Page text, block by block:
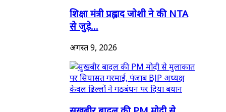
शिक्षा मंत्री प्रह्लाद जोशी ने की NTA
से जुड़े...
अगस्त 9, 2026